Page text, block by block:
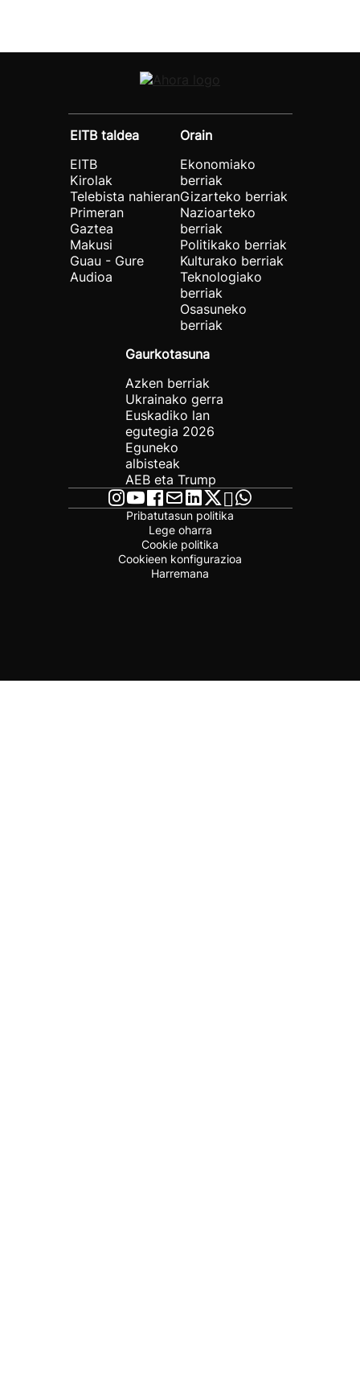
EITB taldea
EITB
Kirolak
Telebista nahieran
Primeran
Gaztea
Makusi
Guau - Gure
Audioa
Orain
Ekonomiako
berriak
Gizarteko berriak
Nazioarteko
berriak
Politikako berriak
Kulturako berriak
Teknologiako
berriak
Osasuneko
berriak
Gaurkotasuna
Azken berriak
Ukrainako gerra
Euskadiko lan
egutegia 2026
Eguneko
albisteak
AEB eta Trump
Pribatutasun politika
Lege oharra
Cookie politika
Cookieen konfigurazioa
Harremana